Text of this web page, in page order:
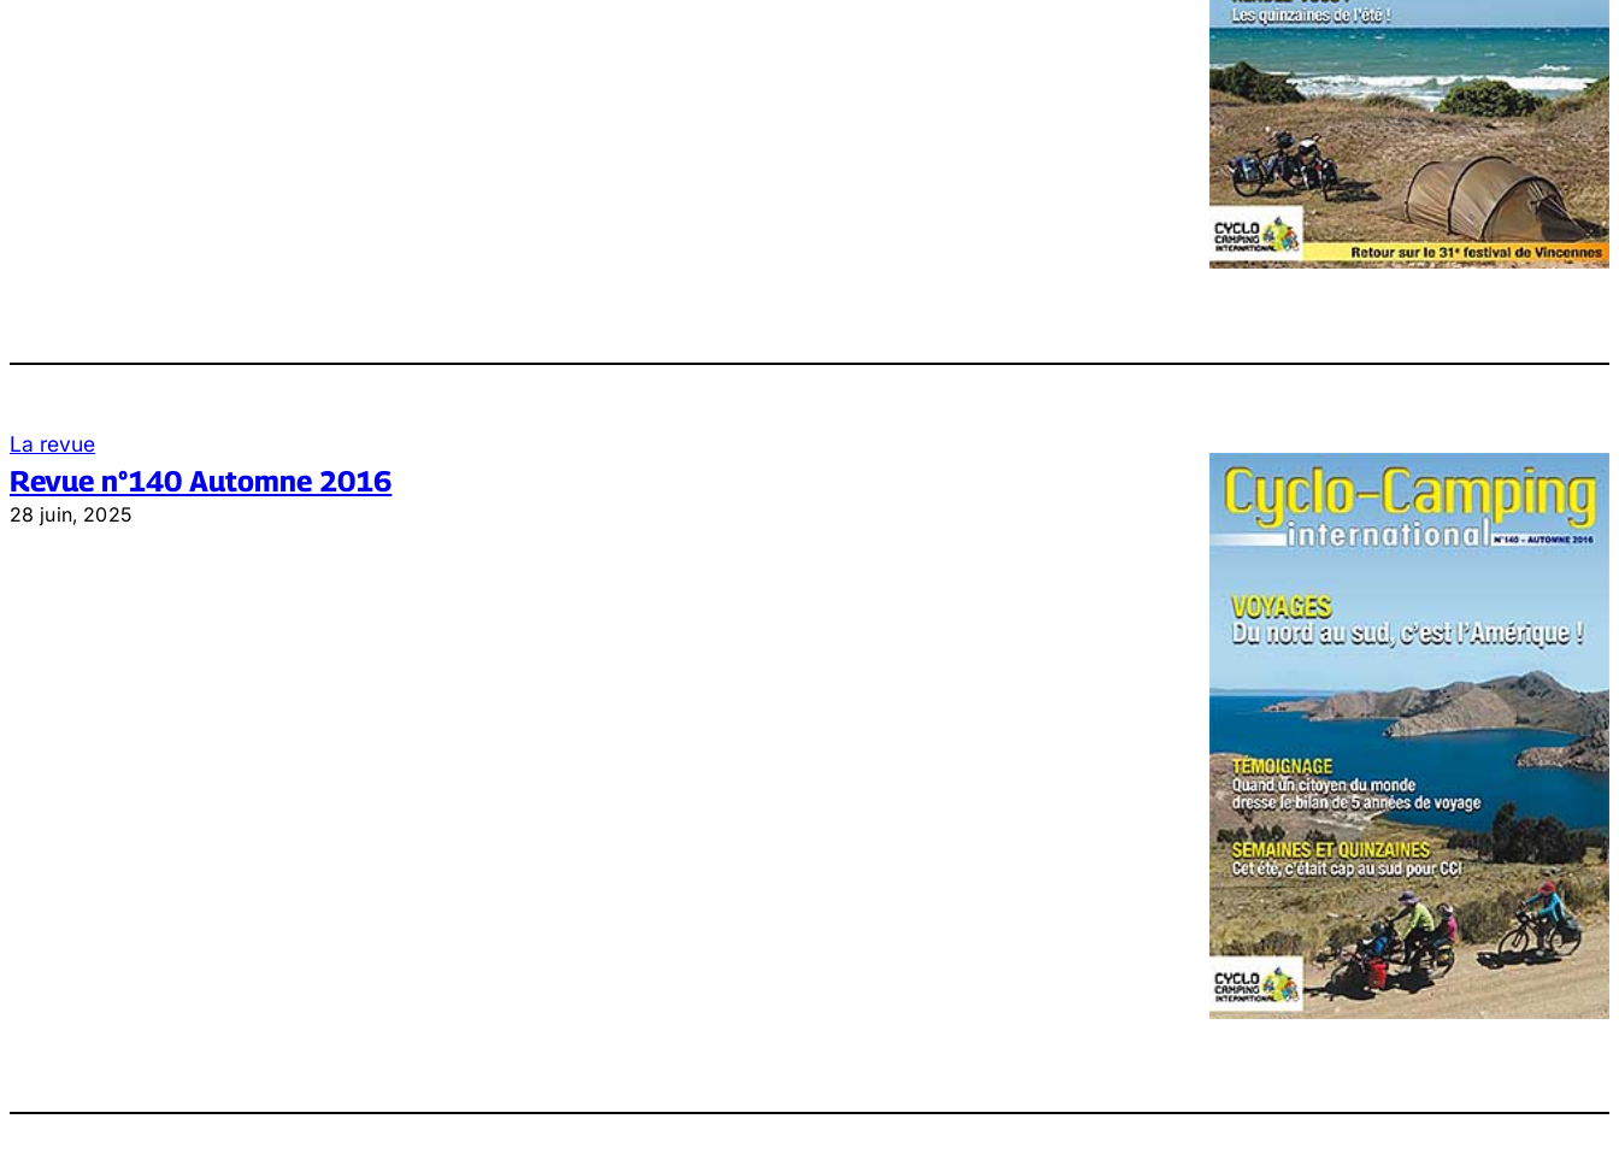
La revue
Revue n°140 Automne 2016
28 juin, 2025